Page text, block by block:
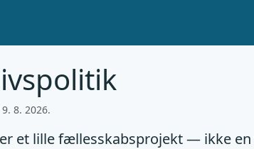
8. 2026.
et lille fællesskabsprojekt — ikke